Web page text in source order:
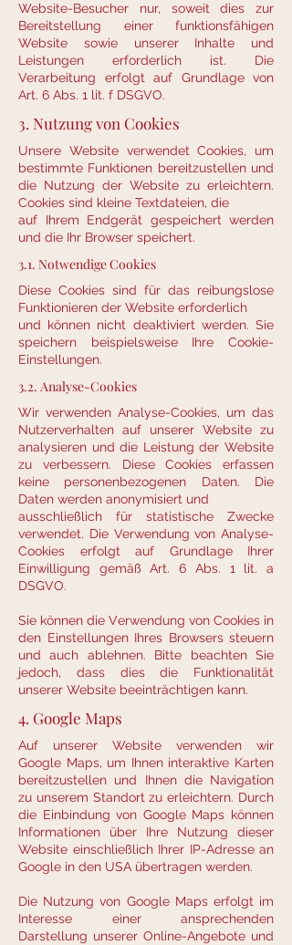
Website-Besucher nur, soweit dies zur
Bereitstellung einer funktionsfähigen
Website sowie unserer Inhalte und
Leistungen erforderlich ist. Die
Verarbeitung erfolgt auf Grundlage von
Art. 6 Abs. 1 lit. f DSGVO.
3. Nutzung von Cookies
Unsere Website verwendet Cookies, um
bestimmte Funktionen bereitzustellen und
die Nutzung der Website zu erleichtern.
Cookies sind kleine Textdateien, die
auf Ihrem Endgerät gespeichert werden
und die Ihr Browser speichert.
3.1. Notwendige Cookies
Diese Cookies sind für das reibungslose
Funktionieren der Website erforderlich
und können nicht deaktiviert werden. Sie
speichern beispielsweise Ihre Cookie-
Einstellungen.
3.2. Analyse-Cookies
Wir verwenden Analyse-Cookies, um das
Nutzerverhalten auf unserer Website zu
analysieren und die Leistung der Website
zu verbessern. Diese Cookies erfassen
keine personenbezogenen Daten. Die
Daten werden anonymisiert und
ausschließlich für statistische Zwecke
verwendet. Die Verwendung von Analyse-
Cookies erfolgt auf Grundlage Ihrer
Einwilligung gemäß Art. 6 Abs. 1 lit. a
DSGVO.
Sie können die Verwendung von Cookies in
den Einstellungen Ihres Browsers steuern
und auch ablehnen. Bitte beachten Sie
jedoch, dass dies die Funktionalität
unserer Website beeinträchtigen kann.
4. Google Maps
Auf unserer Website verwenden wir
Google Maps, um Ihnen interaktive Karten
bereitzustellen und Ihnen die Navigation
zu unserem Standort zu erleichtern. Durch
die Einbindung von Google Maps können
Informationen über Ihre Nutzung dieser
Website einschließlich Ihrer IP-Adresse an
Google in den USA übertragen werden.
Die Nutzung von Google Maps erfolgt im
Interesse einer ansprechenden
Darstellung unserer Online-Angebote und